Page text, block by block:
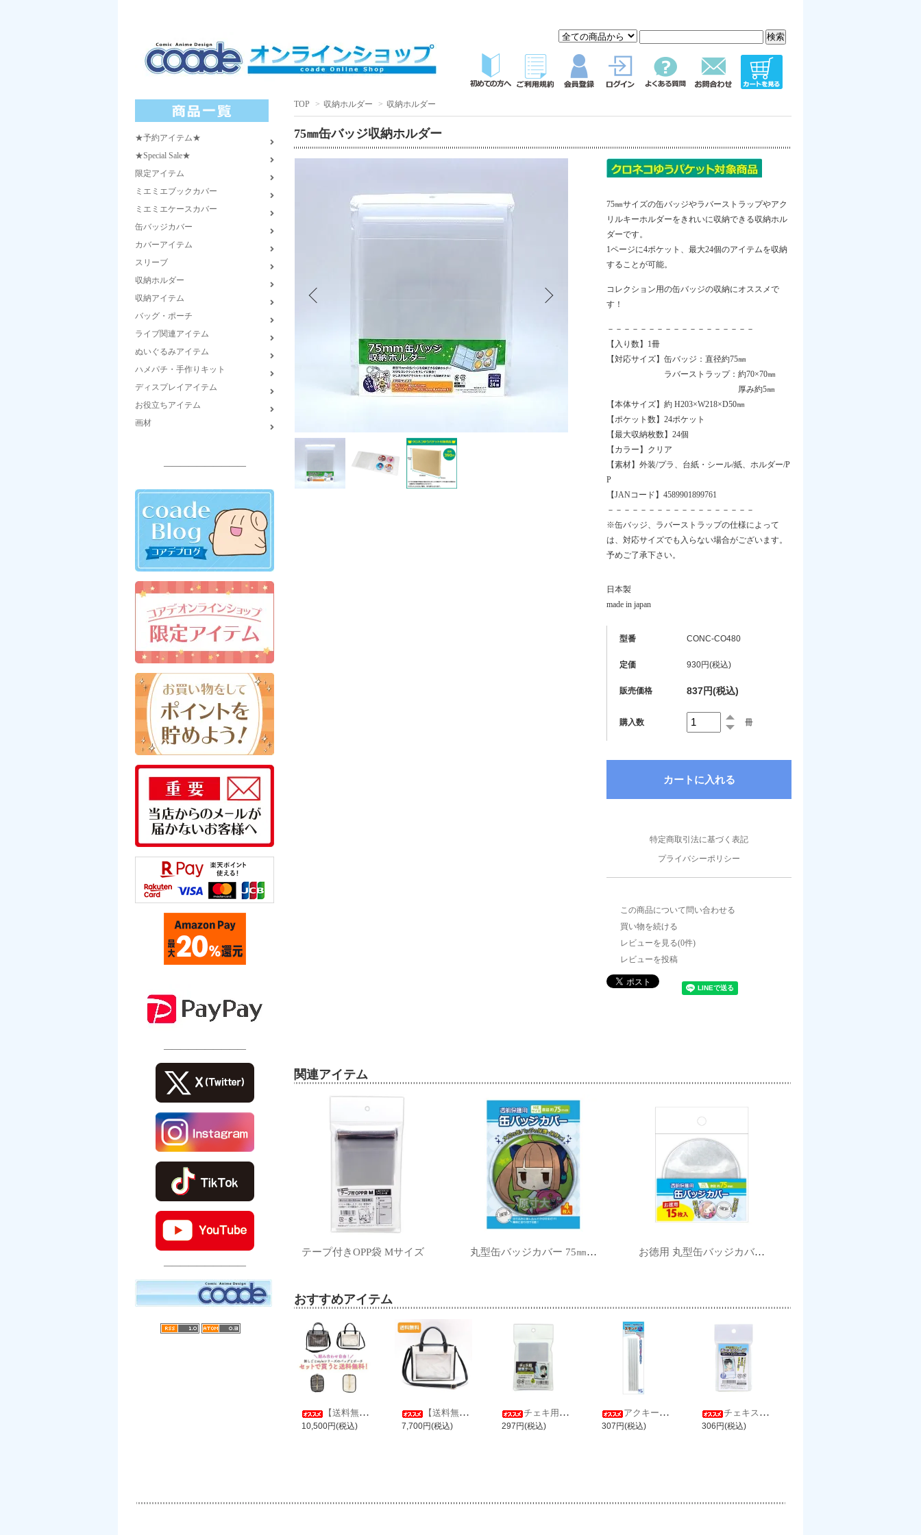
★予約アイテム★
★Special Sale★
限定アイテム
ミエミエブックカバー
ミエミエケースカバー
缶バッジカバー
カバーアイテム
スリーブ
収納ホルダー
収納アイテム
バッグ・ポーチ
ライブ関連アイテム
ぬいぐるみアイテム
ハメパチ・手作りキット
ディスプレイアイテム
お役立ちアイテム
画材
――――――――――
――――――――――
――――――――――
TOP > 収納ホルダー > 収納ホルダー
75㎜缶バッジ収納ホルダー
75㎜サイズの缶バッジやラバーストラップやアク
リルキーホルダーをきれいに収納できる収納ホル
ダーです。
1ページに4ポケット、最大24個のアイテムを収納
することが可能。
コレクション用の缶バッジの収納にオススメで
す！
－－－－－－－－－－－－－－－－－－
【入り数】1冊
【対応サイズ】缶バッジ：直径約75㎜
ラバーストラップ：約70×70㎜
厚み約5㎜
【本体サイズ】約 H203×W218×D50㎜
【ポケット数】24ポケット
【最大収納枚数】24個
【カラー】クリア
【素材】外装/プラ、台紙・シール/紙、ホルダー/P
P
【JANコード】4589901899761
－－－－－－－－－－－－－－－－－－
※缶バッジ、ラバーストラップの仕様によって
は、対応サイズでも入らない場合がございます。
予めご了承下さい。
日本製
made in japan
型番 CONC-CO480
定価 930円(税込)
販売価格 837円(税込)
購入数 冊
特定商取引法に基づく表記
プライバシーポリシー
この商品について問い合わせる
買い物を続ける
レビューを見る(0件)
レビューを投稿
関連アイテム
テープ付きOPP袋 Mサイズ 丸型缶バッジカバー 75㎜対応 お徳用 丸型缶バッジカバー・75㎜対応 15枚入
おすすめアイテム
【送料無料】推しごとstyle ミニバッグ＋ミニポーチセット
10,500円(税込)
【送料無料】推しごとstyle ミニバッグ レース Ver.
7,700円(税込)
チェキ用硬質ケース
297円(税込)
アクキー・ラバスト用スタンド バニラ
307円(税込)
チェキスリーブ
306円(税込)